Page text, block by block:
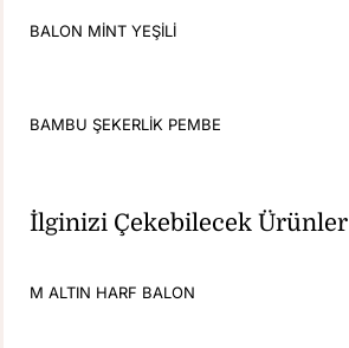
BALON MİNT YEŞİLİ
BAMBU ŞEKERLİK PEMBE
İlginizi Çekebilecek Ürünler
M ALTIN HARF BALON